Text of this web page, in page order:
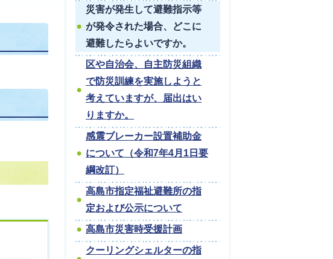
災害が発生して避難指示等
が発令された場合、どこに
避難したらよいですか。
区や自治会、自主防災組織
で防災訓練を実施しようと
考えていますが、届出はい
りますか。
感震ブレーカー設置補助金
について（令和7年4月1日要
綱改訂）
高島市指定福祉避難所の指
定および公示について
高島市災害時受援計画
クーリングシェルターの指